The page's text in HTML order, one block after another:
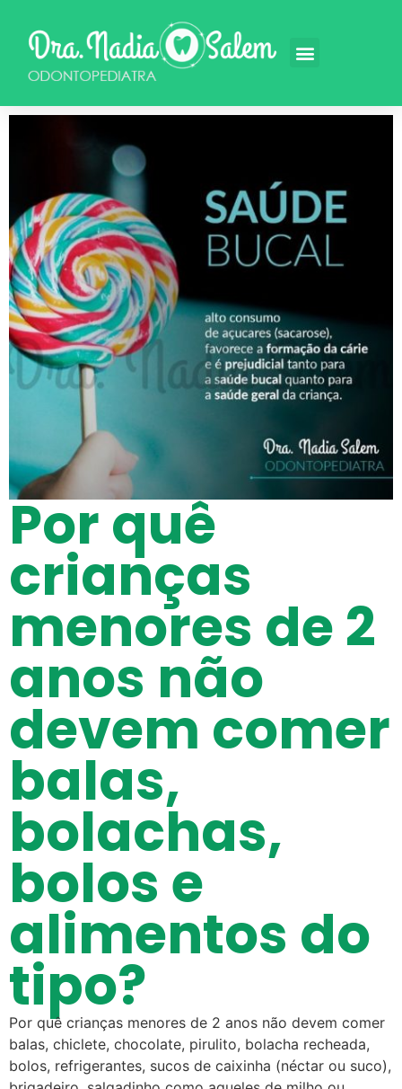
Por quê
crianças
menores de 2
anos não
devem comer
balas,
bolachas,
bolos e
alimentos do
tipo?
Por quê crianças menores de 2 anos não devem comer
balas, chiclete, chocolate, pirulito, bolacha recheada,
bolos, refrigerantes, sucos de caixinha (néctar ou suco),